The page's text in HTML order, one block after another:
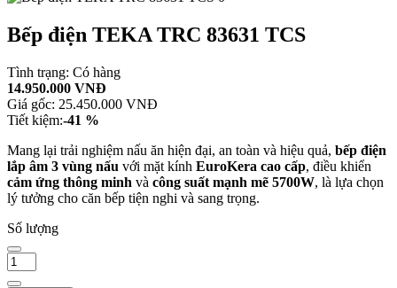
Bếp điện TEKA TRC 83631 TCS
Tình trạng: Có hàng
14.950.000 VNĐ
Giá gốc: 25.450.000 VNĐ
Tiết kiệm:-41 %
Mang lại trải nghiệm nấu ăn hiện đại, an toàn và hiệu quả, bếp điện
lắp âm 3 vùng nấu với mặt kính EuroKera cao cấp, điều khiển
cảm ứng thông minh và công suất mạnh mẽ 5700W, là lựa chọn
lý tưởng cho căn bếp tiện nghi và sang trọng.
Số lượng